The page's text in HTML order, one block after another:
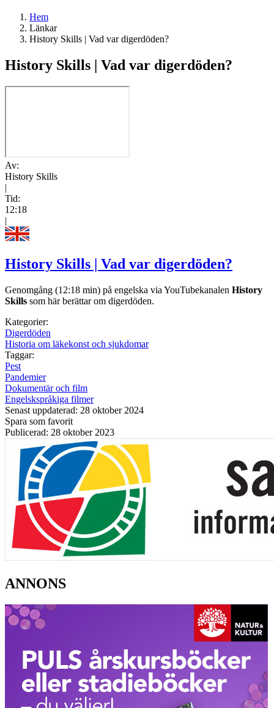
Hem
Länkar
History Skills | Vad var digerdöden?
History Skills | Vad var digerdöden?
Av:
History Skills
|
Tid:
12:18
|
History Skills | Vad var digerdöden?
Genomgång (12:18 min) på engelska via YouTubekanalen History
Skills som här berättar om digerdöden.
Kategorier:
Digerdöden
Historia om läkekonst och sjukdomar
Taggar:
Pest
Pandemier
Dokumentär och film
Engelskspråkiga filmer
Senast uppdaterad: 28 oktober 2024
Spara som favorit
Publicerad: 28 oktober 2023
ANNONS